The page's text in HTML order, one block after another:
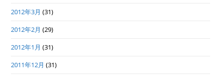
2012年3月 (31)
2012年2月 (29)
2012年1月 (31)
2011年12月 (31)